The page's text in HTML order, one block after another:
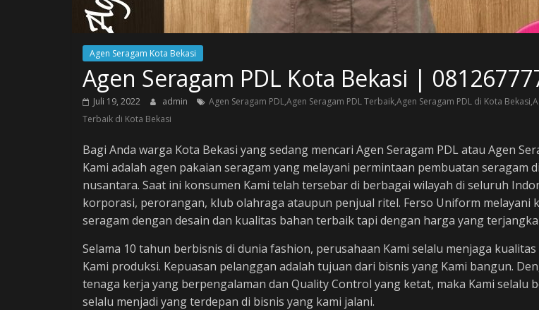
Agen Seragam Kota Bekasi
Agen Seragam PDL Kota Bekasi |
Juli 19, 2022 admin
Agen Seragam PDL,Agen Seragam PDL Terbaik,Agen Seragam PDL di Kota
Terbaik di Kota Bekasi
Bagi Anda warga Kota Bekasi yang sedang mencari Agen Seragam PDL atau Agen
Kami adalah agen pakaian seragam yang melayani permintaan pembuatan seragam
nusantara. Saat ini konsumen Kami telah tersebar di berbagai wilayah di seluruh
korporasi, perorangan, klub olahraga ataupun penjual ritel. Ferso Uniform melayani
seragam dengan desain dan kualitas bahan terbaik tapi dengan harga yang
Selama 10 tahun berbisnis di dunia fashion, perusahaan Kami selalu menjaga
Kami produksi. Kepuasan pelanggan adalah tujuan dari bisnis yang Kami bangun.
tenaga kerja yang berpengalaman dan Quality Control yang ketat, maka Kami selalu
selalu menjadi yang terdepan di bisnis yang kami jalani.